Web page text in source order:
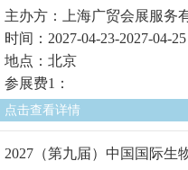
主办方：上海广贸会展服务
时间：2027-04-23-2027-04-25
地点：北京
参展费1：
点击查看详情
2027（第九届）中国国际生